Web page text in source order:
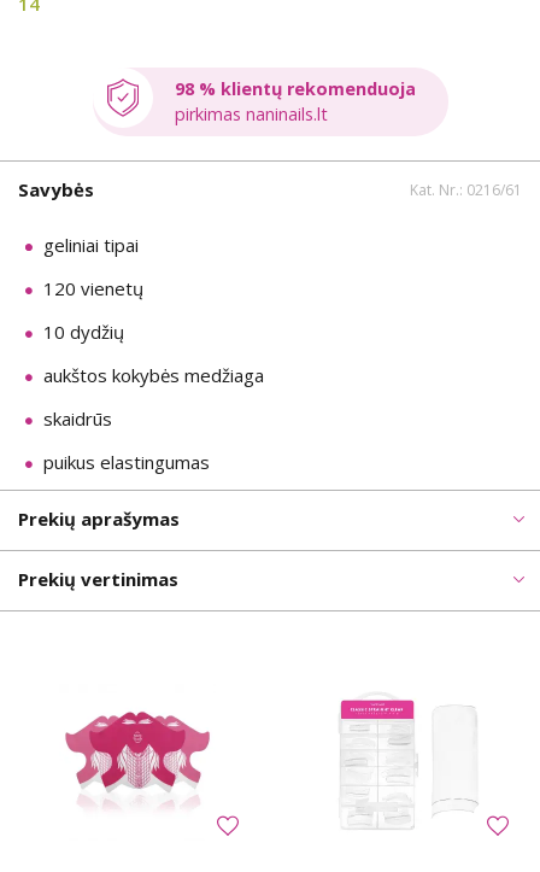
98 % klientų rekomenduoja
pirkimas naninails.lt
Savybės Kat. Nr.: 0216/61
geliniai tipai
120 vienetų
10 dydžių
aukštos kokybės medžiaga
skaidrūs
puikus elastingumas
Prekių aprašymas
Prekių vertinimas